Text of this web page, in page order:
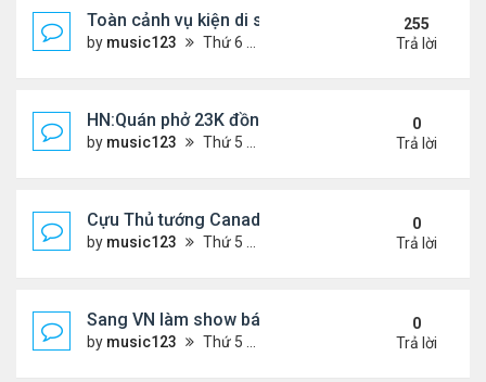
Toàn cảnh vụ kiện di sản CNS VŨ LINH
by music123 Thứ 6 Tháng 1 10, 2025 4:11 pm
255
Trả lời
HN:Quán phở 23K đồng một bát, 7 năm không
by music123 Thứ 5 Tháng 7 30, 2026 7:11 pm
0
Trả lời
Cựu Thủ tướng Canada thoa kem chống nắng
by music123 Thứ 5 Tháng 7 30, 2026 7:04 pm
0
Trả lời
Sang VN làm show bán vé giá "trên trời"
by music123 Thứ 5 Tháng 7 30, 2026 6:51 pm
0
Trả lời